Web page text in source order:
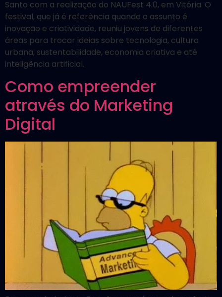
Santo com a realização do NAUFest 4.0, em Vitória. O
festival, que já é referência quando o assunto é
inovação e criatividade, reuniu jovens de diferentes
áreas para trocar ideias sobre tecnologia, cultura
urbana, sustentabilidade, economia criativa e até
inteligência artificial.
Como empreender
através do Marketing
Digital